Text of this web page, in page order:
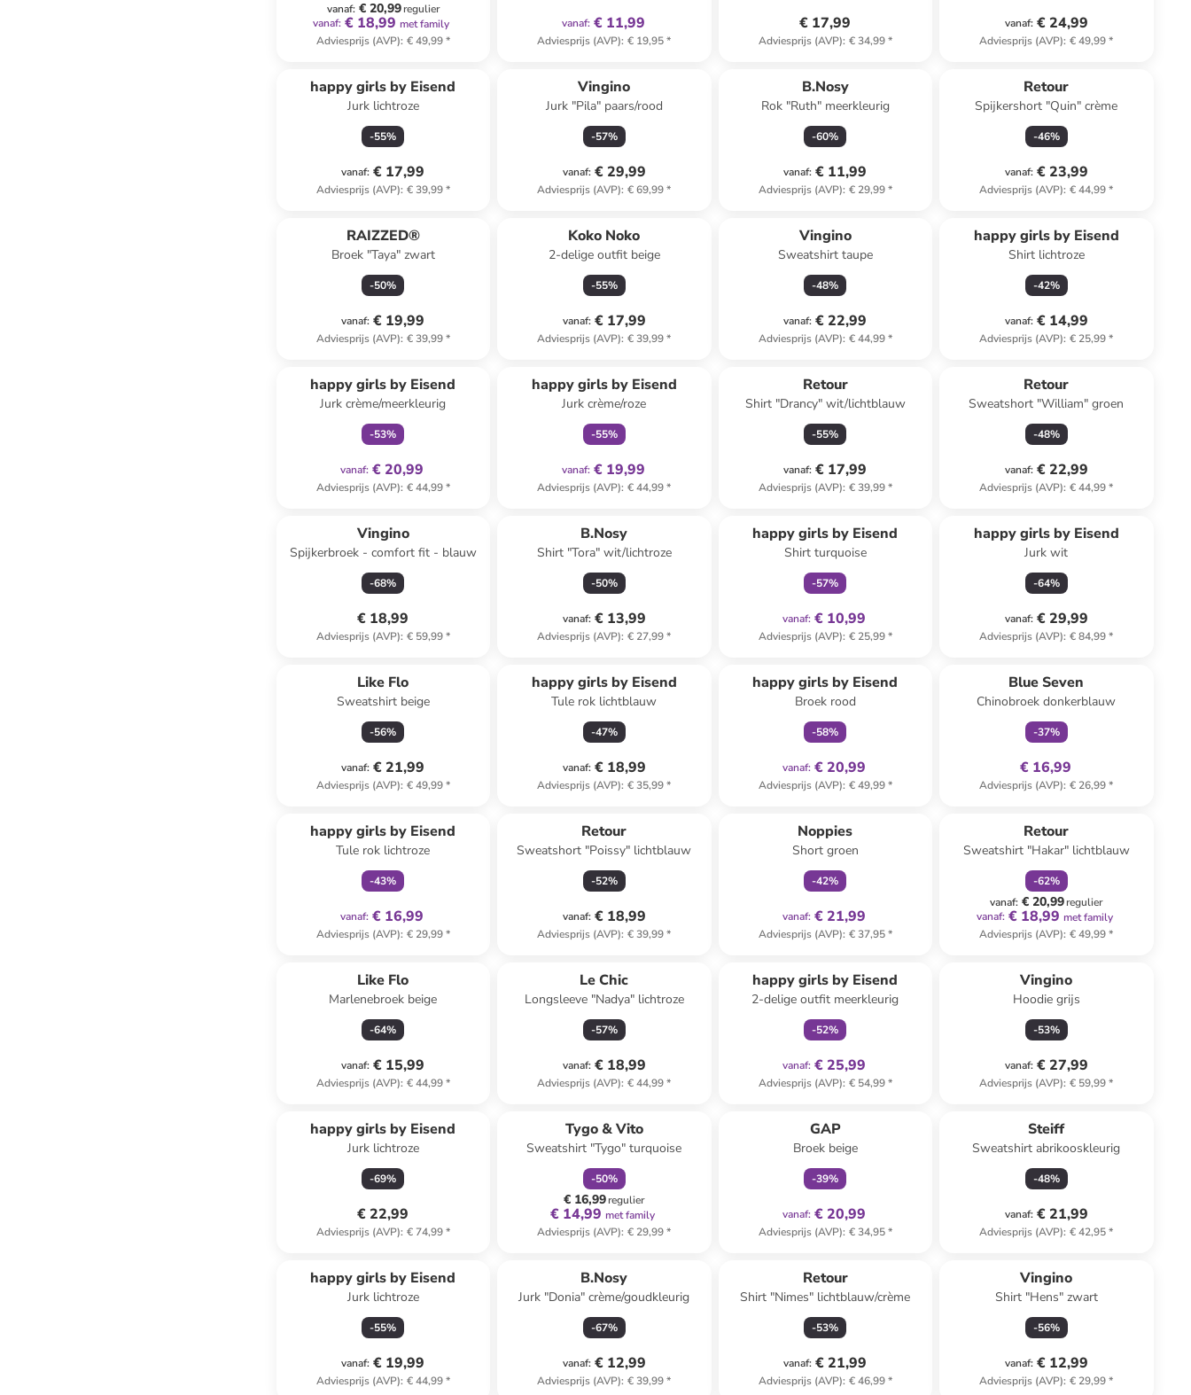
vanaf: € 20,99regulier
vanaf: € 18,99 met family
Adviesprijs (AVP): € 49,99*
vanaf: € 11,99
Adviesprijs (AVP): € 19,95*
€ 17,99
Adviesprijs (AVP): € 34,99*
vanaf: € 24,99
Adviesprijs (AVP): € 49,99*
happy girls by Eisend
Jurk lichtroze
-55%
vanaf: € 17,99
Adviesprijs (AVP): € 39,99*
Vingino
Jurk "Pila" paars/rood
-57%
vanaf: € 29,99
Adviesprijs (AVP): € 69,99*
B.Nosy
Rok "Ruth" meerkleurig
-60%
vanaf: € 11,99
Adviesprijs (AVP): € 29,99*
Retour
Spijkershort "Quin" crème
-46%
vanaf: € 23,99
Adviesprijs (AVP): € 44,99*
RAIZZED®
Broek "Taya" zwart
-50%
vanaf: € 19,99
Adviesprijs (AVP): € 39,99*
Koko Noko
2-delige outfit beige
-55%
vanaf: € 17,99
Adviesprijs (AVP): € 39,99*
Vingino
Sweatshirt taupe
-48%
vanaf: € 22,99
Adviesprijs (AVP): € 44,99*
happy girls by Eisend
Shirt lichtroze
-42%
vanaf: € 14,99
Adviesprijs (AVP): € 25,99*
happy girls by Eisend
Jurk crème/meerkleurig
-53%
vanaf: € 20,99
Adviesprijs (AVP): € 44,99*
happy girls by Eisend
Jurk crème/roze
-55%
vanaf: € 19,99
Adviesprijs (AVP): € 44,99*
Retour
Shirt "Drancy" wit/lichtblauw
-55%
vanaf: € 17,99
Adviesprijs (AVP): € 39,99*
Retour
Sweatshort "William" groen
-48%
vanaf: € 22,99
Adviesprijs (AVP): € 44,99*
Vingino
Spijkerbroek - comfort fit - blauw
-68%
€ 18,99
Adviesprijs (AVP): € 59,99*
B.Nosy
Shirt "Tora" wit/lichtroze
-50%
vanaf: € 13,99
Adviesprijs (AVP): € 27,99*
happy girls by Eisend
Shirt turquoise
-57%
vanaf: € 10,99
Adviesprijs (AVP): € 25,99*
happy girls by Eisend
Jurk wit
-64%
vanaf: € 29,99
Adviesprijs (AVP): € 84,99*
Like Flo
Sweatshirt beige
-56%
vanaf: € 21,99
Adviesprijs (AVP): € 49,99*
happy girls by Eisend
Tule rok lichtblauw
-47%
vanaf: € 18,99
Adviesprijs (AVP): € 35,99*
happy girls by Eisend
Broek rood
-58%
vanaf: € 20,99
Adviesprijs (AVP): € 49,99*
Blue Seven
Chinobroek donkerblauw
-37%
€ 16,99
Adviesprijs (AVP): € 26,99*
happy girls by Eisend
Tule rok lichtroze
-43%
vanaf: € 16,99
Adviesprijs (AVP): € 29,99*
Retour
Sweatshort "Poissy" lichtblauw
-52%
vanaf: € 18,99
Adviesprijs (AVP): € 39,99*
Noppies
Short groen
-42%
vanaf: € 21,99
Adviesprijs (AVP): € 37,95*
Retour
Sweatshirt "Hakar" lichtblauw
-62%
vanaf: € 20,99regulier
vanaf: € 18,99 met family
Adviesprijs (AVP): € 49,99*
Like Flo
Marlenebroek beige
-64%
vanaf: € 15,99
Adviesprijs (AVP): € 44,99*
Le Chic
Longsleeve "Nadya" lichtroze
-57%
vanaf: € 18,99
Adviesprijs (AVP): € 44,99*
happy girls by Eisend
2-delige outfit meerkleurig
-52%
vanaf: € 25,99
Adviesprijs (AVP): € 54,99*
Vingino
Hoodie grijs
-53%
vanaf: € 27,99
Adviesprijs (AVP): € 59,99*
happy girls by Eisend
Jurk lichtroze
-69%
€ 22,99
Adviesprijs (AVP): € 74,99*
Tygo & Vito
Sweatshirt "Tygo" turquoise
-50%
€ 16,99regulier
€ 14,99 met family
Adviesprijs (AVP): € 29,99*
GAP
Broek beige
-39%
vanaf: € 20,99
Adviesprijs (AVP): € 34,95*
Steiff
Sweatshirt abrikooskleurig
-48%
vanaf: € 21,99
Adviesprijs (AVP): € 42,95*
happy girls by Eisend
Jurk lichtroze
-55%
vanaf: € 19,99
Adviesprijs (AVP): € 44,99*
B.Nosy
Jurk "Donia" crème/goudkleurig
-67%
vanaf: € 12,99
Adviesprijs (AVP): € 39,99*
Retour
Shirt "Nimes" lichtblauw/crème
-53%
vanaf: € 21,99
Adviesprijs (AVP): € 46,99*
Vingino
Shirt "Hens" zwart
-56%
vanaf: € 12,99
Adviesprijs (AVP): € 29,99*